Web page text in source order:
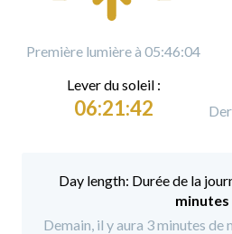
Première lumière à 05:46:04
Lever du soleil :
06:21:42
Durée de la
minutes
Demain, il y aura 3 minutes de